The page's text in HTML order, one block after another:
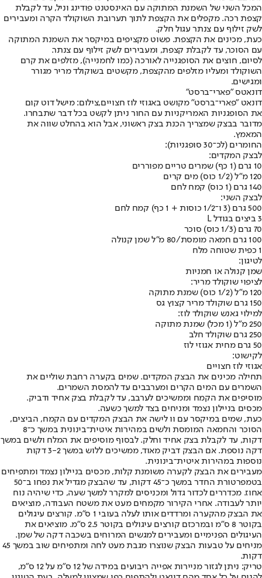
המכל השני של השמנת המתוקה עם האינסטנט פודינג וניל, עד לקבלת
קצפת רכה. מקפלים את הקצפת לתוך תערובת השוקולד הקרה ומעבירים
לשק זילוף עם צנתר עגול חלק.
כעת, מכינים את הקצפת. פשוט מקציפים במיקסר את השמנת המתוקה
עם הסוכר, עד לקבלת קצפת, ומעבירים לשק זילוף עם צנתר.
לסיום, חוצים את הסופגנייה לאורכה (כמו לחמנייה), מזלפים את קרם
השוקולד ומעליו מזלפים מהקצפת, מקשטים בשוקולד מריר מגורר
ומגישים.
דונאטס "פארי־ברסט"
דונאט "פארי־ברסט" מקושט באגוזי לוז חצויים,צילום: מישל דוט קום
את הסופגניות האמריקניות עם החור ניתן לקשט בכל דבר שתבחרו.
מדובר בבצק שמצריך הכנת בצק ראשוני, אבל הוא בהחלט שווה את
המאמץ.
החומרים (לכ־30 סופגניות):
לבצק המקדים:
10 גרם (1 כף) שמרים טריים מפוררים
120 מ"ל (1/2 כוס) מים קרים
140 גרם (1 כוס) קמח לחם
לבצק השני:
500 גרם (3 ו־1/2 כוסות + 1 כף) קמח לחם
3 ביצים בגודל L
70 גרם (1/3 כוס) סוכר
100 גרם חמאה מומסת/80 מ"ל שמן קנולה
1 כפית שטוחה מלח
לטיגון:
שמן קנולה או חמניות
לציפוי שוקולד מריר:
120 מ"ל (1/2 כוס) שמנת מתוקה
150 גרם שוקולד מריר קצוץ גס
למילוי גאנש שוקולד לוז:
250 מ"ל (1 מכל) שמנת מתוקה
250 גרם שוקולד חלב
50 גרם מחית אגוזי לוז
לקישוט:
אגוזי לוז חצויים
תחילה מכינים את הבצק המקדים. שמים בקערה רחבת שוליים את
השמרים עם המים הקרים ומערבבים עד להמסת השמרים.
מוסיפים את הקמח וממשיכים לערבב, עד לקבלת בצק אחיד ודביק.
מכסים בניילון נצמד ומניחים בצד למשך כשעה.
כעת, שמים במיקסר עם וו לישה את הבצק המקדים עם הקמח, הביצים,
הסוכר והחמאה המומסת ולשים במהירות איטית־בינונית במשך כ־8
דקות, עד לקבלת בצק אחיד וחלק. לבסוף מוסיפים את המלח ולשים במשך
דקה נוספת. אם הבצק דביק מאוד, ממשיכים ללוש במשך 3-2 דקות
נוספות במהירות איטית־בינונית.
מעבירים את הבצק לקערה משומנת קלות, מכסים בניילון נצמד ומתפיחים
בטמפרטורת החדר במשך כ־45 דקות, עד שהבצק מגדיל את נפחו ב־50
אחוז. מכדררים לכדור גדול ומכניסים למקרר למשך שעה, כדי שיהיה נוח
יותר לעבודה. אחרי הקירור מקמחים מעט את משטח העבודה, מוציאים
את הבצק מהקערה ומרדדים אותו לעלה בעובי 1 ס"מ. קורצים עיגולים
בקוטר 8 ס"מ ובמרכזם קורצים עיגולים בקוטר 2.5 ס"מ. מוציאים את
העיגולים הפנימיים ומעבירים למגשים המרוחים בשכבה דקה של שמן.
מניחים על טבעות הבצק שנוצרו מגבת מעט לחה ומתפיחים שוב במשך 45
דקות.
טריק: ניתן לגזור מניירות אפייה ריבועים במידה של 12 ס"מ על 12 ס"מ,